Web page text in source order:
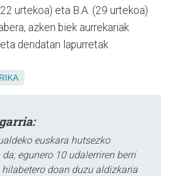
urtekoa) eta B.A. (29 urtekoa)
azken biek aurrekariak
dendatan lapurretak
euskara hutsezko
egunero 10 udalerriren berri
doan duzu aldizkaria